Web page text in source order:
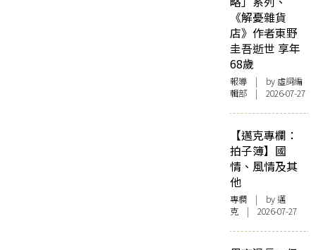
《解憂雜貨
店》作者東野
圭吾逝世 享年
68歲
報導 | by 虛詞編
輯部 | 2026-07-27
【邁克專欄：
拍子簿】國
情、風情及其
他
專欄 | by邁
克 | 2026-07-27